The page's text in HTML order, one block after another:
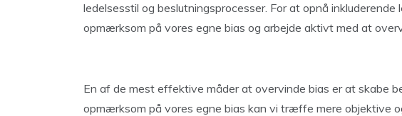
ledelsesstil og beslutningsprocesser. For at opnå
opmærksom på vores egne bias og arbejde aktivt med at
En af de mest effektive måder at overvinde bias er at skabe
opmærksom på vores egne bias kan vi træffe mere objektive